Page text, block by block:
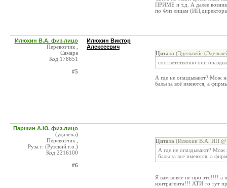
ПРИМЕ и т.д. А далее
по Физ лицам
Илюхин В.А. физ.лицо
Перевозчик ,
Самара
Код:178651
#5
Илюхин Виктор
Алексеевич
Цитата (Эдельвейс
соответственно они
А где не опаздывают? Мож
балы за всё имеются, а
Паршин А.Ю. физ.лицо
(удалена)
Перевозчик ,
Руза г. (Рузский г.о.)
Код:2216100
#6
Цитата (Илюхин В.А. ИП @
А где не опаздывают? Мож
балы за всё имеются, а
Я вам вовсе не про это!!!! а
контрагента!!! АТИ то тут